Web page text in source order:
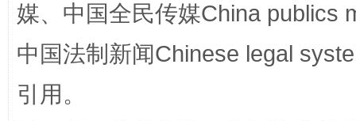
媒、中国全民传媒China publics
中国法制新闻Chinese legal
引用。